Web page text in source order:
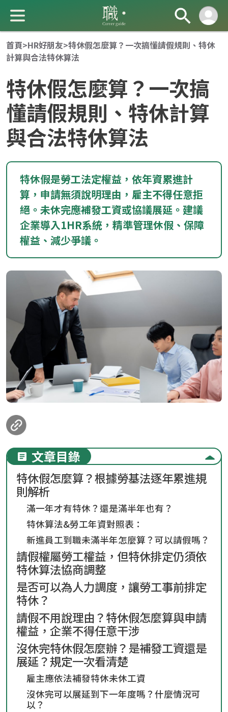
成 就 一 直 前 進 的 你
loanding...
首頁>HR好朋友>特休假怎麼算？一次搞懂請假規則、特休
計算與合法特休算法
特休假怎麼算？一次搞
懂請假規則、特休計算
與合法特休算法
特休假是勞工法定權益，依年資累進計
算，申請無須說明理由，雇主不得任意拒
絕。未休完應補發工資或協議展延。建議
企業導入1HR系統，精準管理休假、保障
權益、減少爭議。
文章目錄
特休假怎麼算？根據勞基法逐年累進規
則解析
滿一年才有特休？還是滿半年也有？
特休算法&勞工年資對照表：
新進員工到職未滿半年怎麼算？可以請假嗎？
請假權屬勞工權益，但特休排定仍須依
特休算法協商調整
是否可以為人力調度，讓勞工事前排定
特休？
請假不用說理由？特休假怎麼算與申請
權益，企業不得任意干涉
沒休完特休假怎麼辦？是補發工資還是
展延？規定一次看清楚
雇主應依法補發特休未休工資
沒休完可以展延到下一年度嗎？什麼情況可
以？